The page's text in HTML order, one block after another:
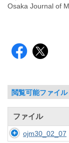
Osaka Journal of
閲覧可能ファイル
ファイル
ojm30_02_07